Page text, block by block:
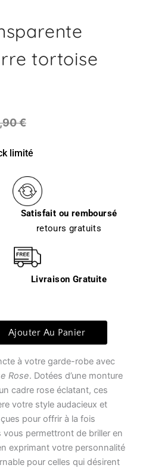
tortoise
€
limité
Satisfait ou remboursé
retours gratuits
Livraison Gratuite
Ajouter Au Panier
à votre garde-robe avec
Rose. Dotées d’une monture
cadre rose éclatant, ces
votre style audacieux et
pour offrir à la fois
permettront de briller en
exprimant votre personnalité
pour celles qui désirent